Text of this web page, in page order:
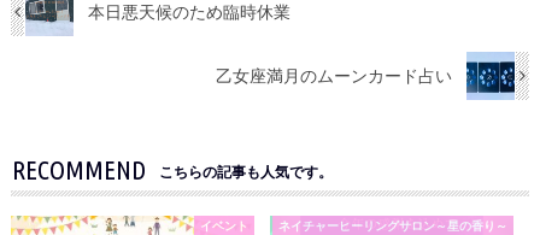
本日悪天候のため臨時休業
乙女座満月のムーンカード占い
RECOMMEND こちらの記事も人気です。
イベント ネイチャーヒーリングサロン～星の香り～